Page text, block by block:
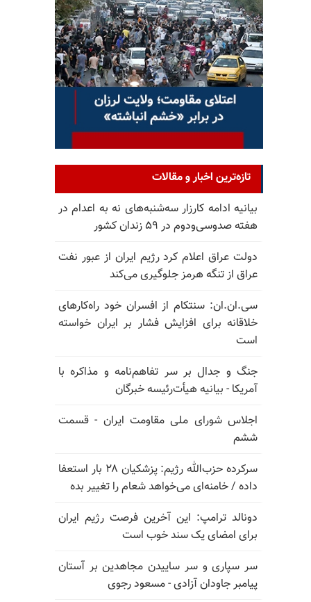
تازه‌ترین اخبار و مقالات
بیانیه ادامه کارزار سه‌شنبه‌های نه به اعدام در
هفته صدوسی‌و‌دوم در ۵۹ زندان کشور
دولت عراق اعلام کرد رژیم ایران از عبور نفت
عراق از تنگه هرمز جلوگیری می‌کند
سی.ان.ان: سنتکام از افسران خود راه‌کارهای
خلاقانه برای افزایش فشار بر ایران خواسته
است
جنگ و جدال بر سر تفاهم‌نامه و مذاکره با
آمریکا - بیانیه هیأت‌رئیسه خبرگان
اجلاس شورای ملی مقاومت ایران - قسمت
ششم
سرکرده حزب‌الله رژیم: پزشکیان ۲۸ بار استعفا
داده / خامنه‌ای می‌خواهد شعام را تغییر بده
دونالد ترامپ: این آخرین فرصت رژیم ایران
برای امضای یک سند خوب است
سر سپاری و سر ساییدن مجاهدین بر آستان
پیامبر جاودان آزادی - مسعود رجوی